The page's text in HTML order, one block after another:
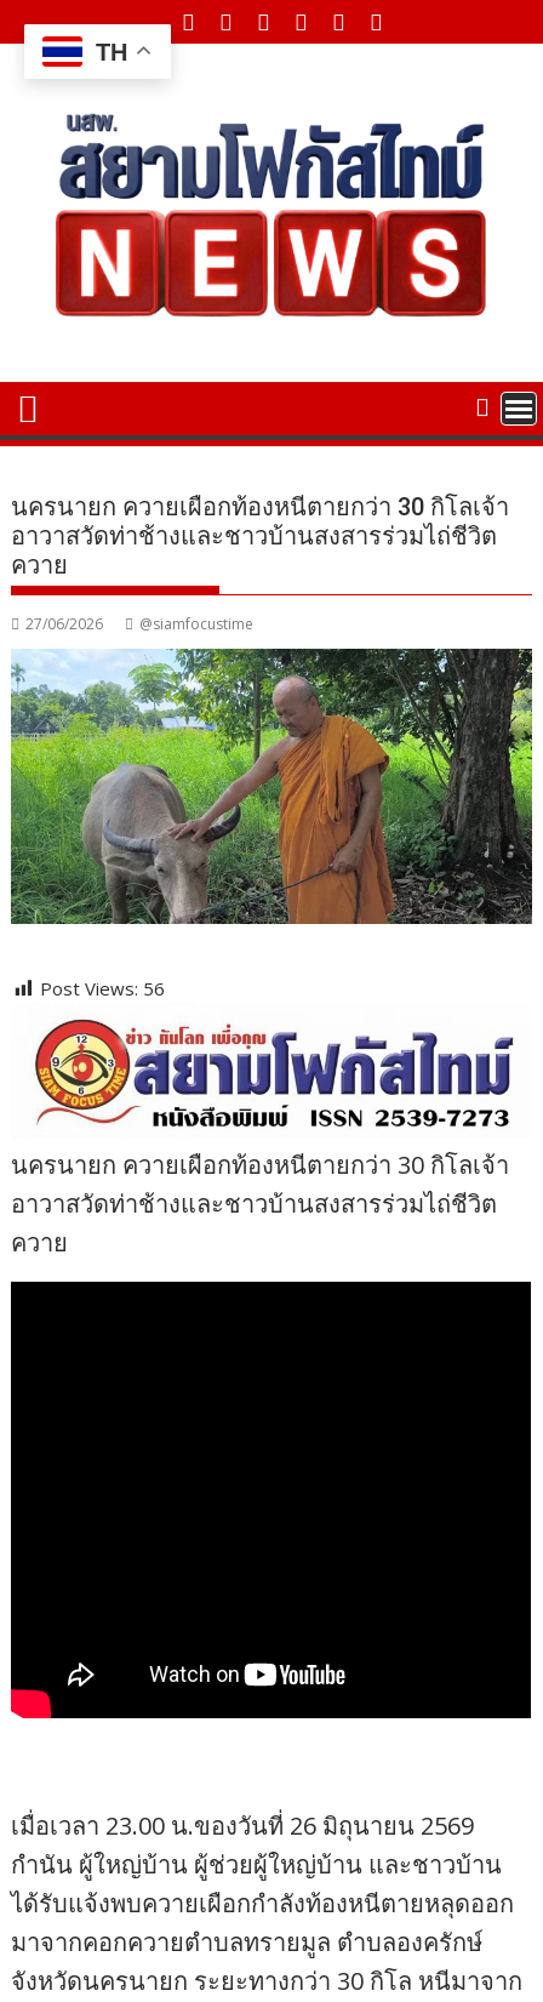
to
content
นครนายก ควายเผือกท้องหนีตายกว่า 30 กิโลเจ้า
อาวาสวัดท่าช้างและชาวบ้านสงสารร่วมไถ่ชีวิต
ควาย
27/06/2026 @siamfocustime
Post Views: 56
นครนายก ควายเผือกท้องหนีตายกว่า 30 กิโลเจ้า
อาวาสวัดท่าช้างและชาวบ้านสงสารร่วมไถ่ชีวิต
ควาย
เมื่อเวลา 23.00 น.ของวันที่ 26 มิถุนายน 2569
กำนัน ผู้ใหญ่บ้าน ผู้ช่วยผู้ใหญ่บ้าน และชาวบ้าน
ได้รับแจ้งพบควายเผือกกำลังท้องหนีตายหลุดออก
มาจากคอกควายตำบลทรายมูล ตำบลองครักษ์
จังหวัดนครนายก ระยะทางกว่า 30 กิโล หนีมาจาก
TH